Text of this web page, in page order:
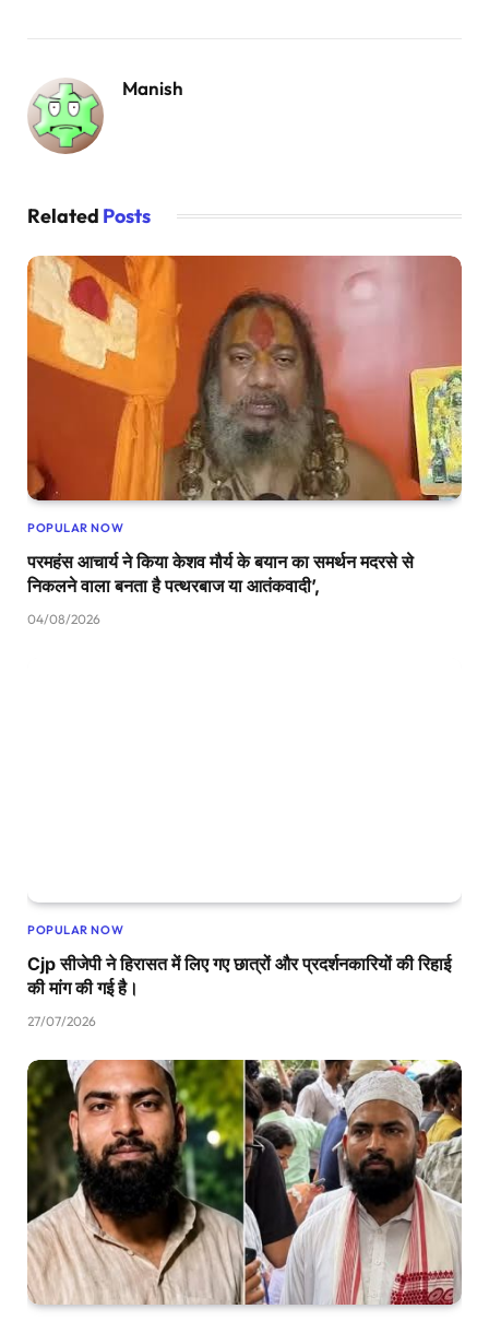
Manish
Related Posts
POPULAR NOW
परमहंस आचार्य ने किया केशव मौर्य के बयान का समर्थन मदरसे से
निकलने वाला बनता है पत्थरबाज या आतंकवादी’,
04/08/2026
POPULAR NOW
Cjp सीजेपी ने हिरासत में लिए गए छात्रों और प्रदर्शनकारियों की रिहाई
की मांग की गई है।
27/07/2026